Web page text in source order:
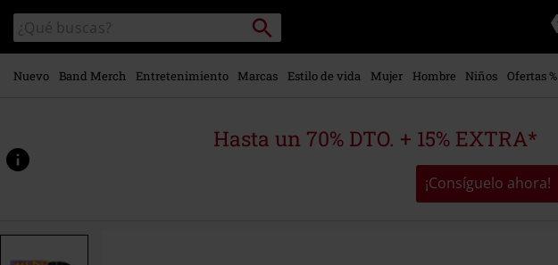
contenido
principal
Buscar
en
el
catálogo
Buscar
Nuevo Band Merch Entretenimiento Marcas Estilo de vida Mujer Hombre Niños Ofertas %
Hasta un 70% DTO. + 15% EXTRA*
¡Consíguelo ahora!
www.emp-